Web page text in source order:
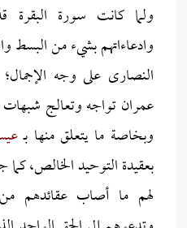
ولما كانت سورة البقرة
وادعاءاتهم بشيء من
النصارى على وجه
عمران تواجه وتعالج
وبخاصة ما يتعلق منها بـ
بعقيدة التوحيد الخالص،
لهم ما أصاب عقائدهم